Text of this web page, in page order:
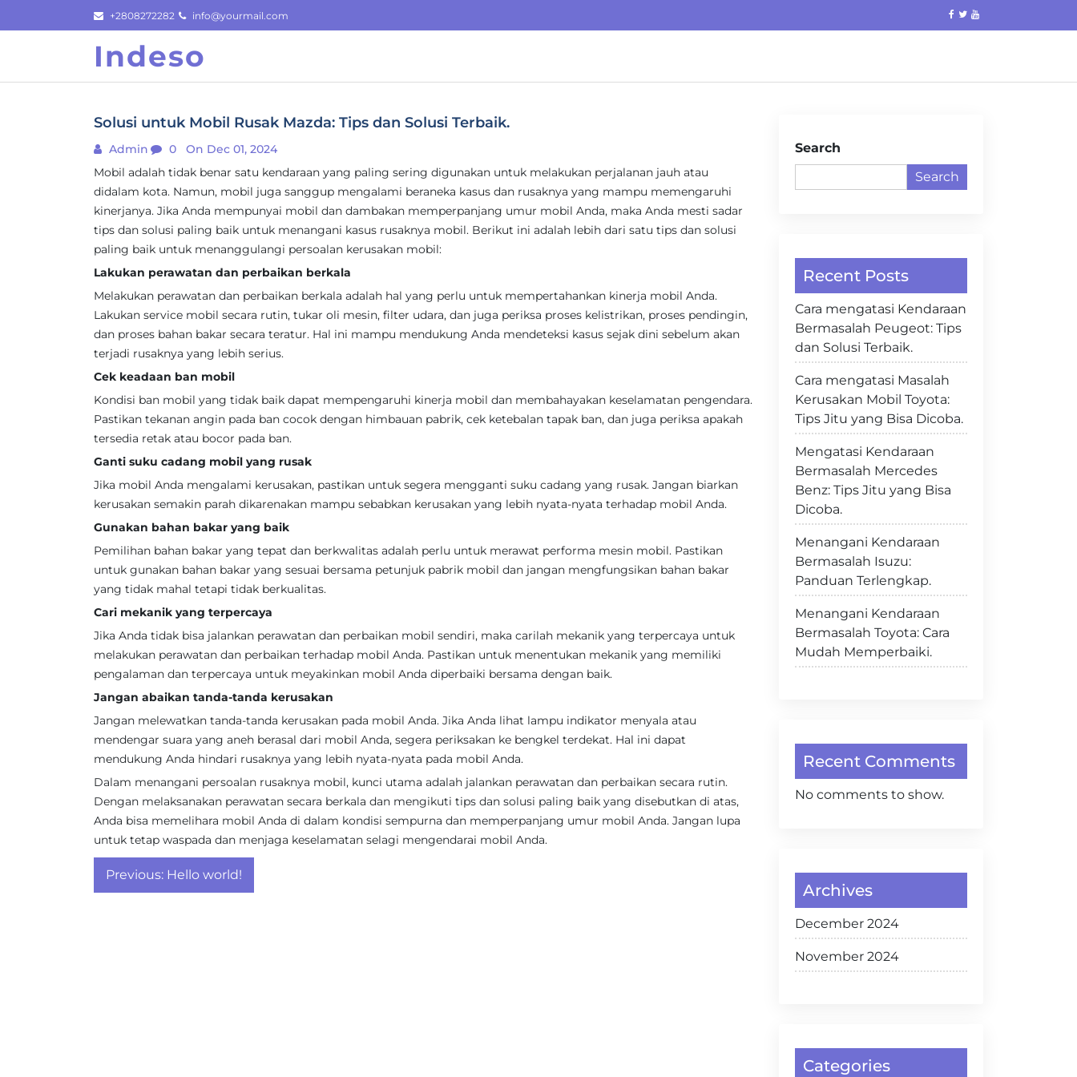
to
+2808272282 info@yourmail.com
Indeso
Solusi untuk Mobil Rusak Mazda: Tips dan Solusi Terbaik.
Admin 0
On Dec 01, 2024
Mobil adalah tidak benar satu kendaraan yang paling sering digunakan untuk melakukan perjalanan jauh atau
didalam kota. Namun, mobil juga sanggup mengalami beraneka kasus dan rusaknya yang mampu memengaruhi
kinerjanya. Jika Anda mempunyai mobil dan dambakan memperpanjang umur mobil Anda, maka Anda mesti sadar
tips dan solusi paling baik untuk menangani kasus rusaknya mobil. Berikut ini adalah lebih dari satu tips dan solusi
paling baik untuk menanggulangi persoalan kerusakan mobil:
Lakukan perawatan dan perbaikan berkala
Melakukan perawatan dan perbaikan berkala adalah hal yang perlu untuk mempertahankan kinerja mobil Anda.
Lakukan service mobil secara rutin, tukar oli mesin, filter udara, dan juga periksa proses kelistrikan, proses pendingin,
dan proses bahan bakar secara teratur. Hal ini mampu mendukung Anda mendeteksi kasus sejak dini sebelum akan
terjadi rusaknya yang lebih serius.
Cek keadaan ban mobil
Kondisi ban mobil yang tidak baik dapat mempengaruhi kinerja mobil dan membahayakan keselamatan pengendara.
Pastikan tekanan angin pada ban cocok dengan himbauan pabrik, cek ketebalan tapak ban, dan juga periksa apakah
tersedia retak atau bocor pada ban.
Ganti suku cadang mobil yang rusak
Jika mobil Anda mengalami kerusakan, pastikan untuk segera mengganti suku cadang yang rusak. Jangan biarkan
kerusakan semakin parah dikarenakan mampu sebabkan kerusakan yang lebih nyata-nyata terhadap mobil Anda.
Gunakan bahan bakar yang baik
Pemilihan bahan bakar yang tepat dan berkwalitas adalah perlu untuk merawat performa mesin mobil. Pastikan
untuk gunakan bahan bakar yang sesuai bersama petunjuk pabrik mobil dan jangan mengfungsikan bahan bakar
yang tidak mahal tetapi tidak berkualitas.
Cari mekanik yang terpercaya
Jika Anda tidak bisa jalankan perawatan dan perbaikan mobil sendiri, maka carilah mekanik yang terpercaya untuk
melakukan perawatan dan perbaikan terhadap mobil Anda. Pastikan untuk menentukan mekanik yang memiliki
pengalaman dan terpercaya untuk meyakinkan mobil Anda diperbaiki bersama dengan baik.
Jangan abaikan tanda-tanda kerusakan
Jangan melewatkan tanda-tanda kerusakan pada mobil Anda. Jika Anda lihat lampu indikator menyala atau
mendengar suara yang aneh berasal dari mobil Anda, segera periksakan ke bengkel terdekat. Hal ini dapat
mendukung Anda hindari rusaknya yang lebih nyata-nyata pada mobil Anda.
Dalam menangani persoalan rusaknya mobil, kunci utama adalah jalankan perawatan dan perbaikan secara rutin.
Dengan melaksanakan perawatan secara berkala dan mengikuti tips dan solusi paling baik yang disebutkan di atas,
Anda bisa memelihara mobil Anda di dalam kondisi sempurna dan memperpanjang umur mobil Anda. Jangan lupa
untuk tetap waspada dan menjaga keselamatan selagi mengendarai mobil Anda.
Post
navigation
Previous: Hello world!
Search
Search
Recent Posts
Cara mengatasi Kendaraan
Bermasalah Peugeot: Tips
dan Solusi Terbaik.
Cara mengatasi Masalah
Kerusakan Mobil Toyota:
Tips Jitu yang Bisa Dicoba.
Mengatasi Kendaraan
Bermasalah Mercedes
Benz: Tips Jitu yang Bisa
Dicoba.
Menangani Kendaraan
Bermasalah Isuzu:
Panduan Terlengkap.
Menangani Kendaraan
Bermasalah Toyota: Cara
Mudah Memperbaiki.
Recent Comments
No comments to show.
Archives
December 2024
November 2024
Categories